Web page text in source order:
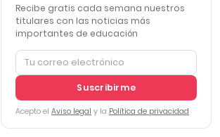
Recibe gratis cada semana nuestros
titulares con las noticias más
importantes de educación
Suscribirme
Acepto el Aviso legal y la Política de privacidad